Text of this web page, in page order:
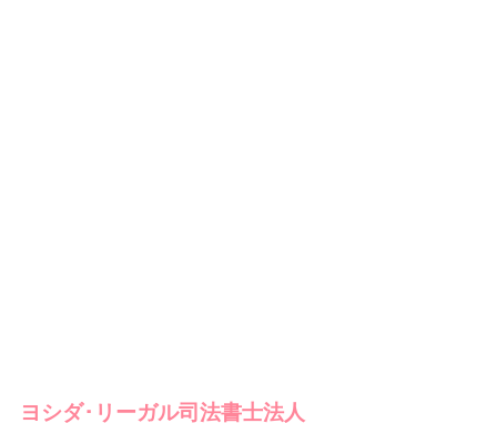
ヨシダ･リーガル司法書士法人